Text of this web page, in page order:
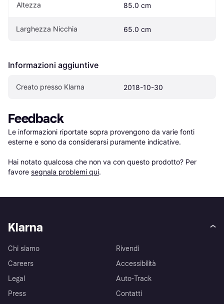
Altezza 85.0 cm
Larghezza Nicchia 65.0 cm
Informazioni aggiuntive
Creato presso Klarna 2018-10-30
Feedback
Le informazioni riportate sopra provengono da varie fonti
esterne e sono da considerarsi puramente indicative.
Hai notato qualcosa che non va con questo prodotto? Per
favore segnala problemi qui.
Klarna
Chi siamo
Careers
Legal
Press
Rivendi
Accessibilità
Auto-Track
Contatti